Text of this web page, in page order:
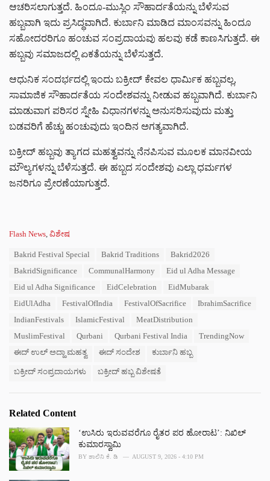
ಆಚರಿಸಲಾಗುತ್ತದೆ. ಹಿಂದೂ-ಮುಸ್ಲಿಂ ಸೌಹಾರ್ದತೆಯನ್ನು ಬೆಳೆಸುವ
ಹಬ್ಬವಾಗಿ ಇದು ಪ್ರಸಿದ್ಧವಾಗಿದೆ. ಕುರ್ಬಾನಿ ಮಾಡಿದ ಮಾಂಸವನ್ನು ಹಿಂದೂ
ಸಹೋದರರಿಗೂ ಹಂಚುವ ಸಂಪ್ರದಾಯವು ಹಲವು ಕಡೆ ಕಾಣಸಿಗುತ್ತದೆ. ಈ
ಹಬ್ಬವು ಸಮಾಜದಲ್ಲಿ ಏಕತೆಯನ್ನು ಬೆಳೆಸುತ್ತದೆ.
ಆಧುನಿಕ ಸಂದರ್ಭದಲ್ಲಿ ಇಂದು ಬಕ್ರೀದ್ ಕೇವಲ ಧಾರ್ಮಿಕ ಹಬ್ಬವಲ್ಲ,
ಸಾಮಾಜಿಕ ಸೌಹಾರ್ದತೆಯ ಸಂದೇಶವನ್ನು ನೀಡುವ ಹಬ್ಬವಾಗಿದೆ. ಕುರ್ಬಾನಿ
ಮಾಡುವಾಗ ಪರಿಸರ ಸ್ನೇಹಿ ವಿಧಾನಗಳನ್ನು ಅನುಸರಿಸುವುದು ಮತ್ತು
ಬಡವರಿಗೆ ಹೆಚ್ಚು ಹಂಚುವುದು ಇಂದಿನ ಅಗತ್ಯವಾಗಿದೆ.
ಬಕ್ರೀದ್ ಹಬ್ಬವು ತ್ಯಾಗದ ಮಹತ್ವವನ್ನು ನೆನಪಿಸುವ ಮೂಲಕ ಮಾನವೀಯ
ಮೌಲ್ಯಗಳನ್ನು ಬೆಳೆಸುತ್ತದೆ. ಈ ಹಬ್ಬದ ಸಂದೇಶವು ಎಲ್ಲಾ ಧರ್ಮಗಳ
ಜನರಿಗೂ ಪ್ರೇರಣೆಯಾಗುತ್ತದೆ.
C
Flash News, ವಿಶೇಷ
Bakrid Festival Special Bakrid Traditions
Bakrid2026
BakridSignificance
CommunalHarmony
Eid ul Adha Message
Eid ul Adha Significance
EidCelebration
EidMubarak
EidUlAdha
FestivalOfIndia FestivalOfSacrifice
IbrahimSacrifice
IndianFestivals
IslamicFestival
MeatDistribution
MuslimFestival
Qurbani Qurbani Festival India
TrendingNow
ಈದ್ ಉಲ್ ಅದ್ಹಾ ಮಹತ್ವ
ಈದ್ ಸಂದೇಶ ಕುರ್ಬಾನಿ ಹಬ್ಬ
ಬಕ್ರೀದ್ ಸಂಪ್ರದಾಯಗಳು ಬಕ್ರೀದ್ ಹಬ್ಬ ವಿಶೇಷತೆ
Related Content
‘ಉಸಿರು ಇರುವವರೆಗೂ ರೈತರ ಪರ ಹೋರಾಟ’: ನಿಖಿಲ್
ಕುಮಾರಸ್ವಾಮಿ
BY ಶಾಲಿನಿ ಕೆ. ಡಿ AUGUST 9, 2026 - 4:10 PM